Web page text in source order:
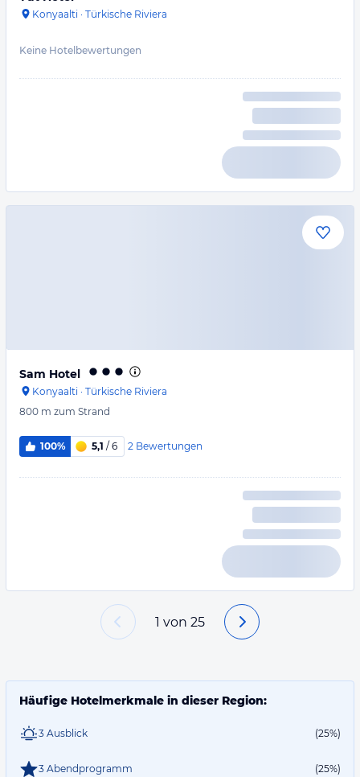
Konyaalti · Türkische Riviera
Keine Hotelbewertungen
Sam Hotel
Konyaalti · Türkische Riviera
800 m zum Strand
100% 5,1 / 6 2 Bewertungen
1 von 25
Häufige Hotelmerkmale in dieser Region:
3 Ausblick (25%)
3 Abendprogramm (25%)